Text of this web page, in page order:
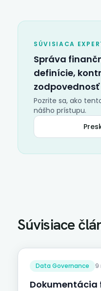
SÚVISIACA
Správa
definície,
zodpovednosť
Pozrite sa, ako
nášho prístupu.
Súvisiace
Data Governance 9
Dokumentácia